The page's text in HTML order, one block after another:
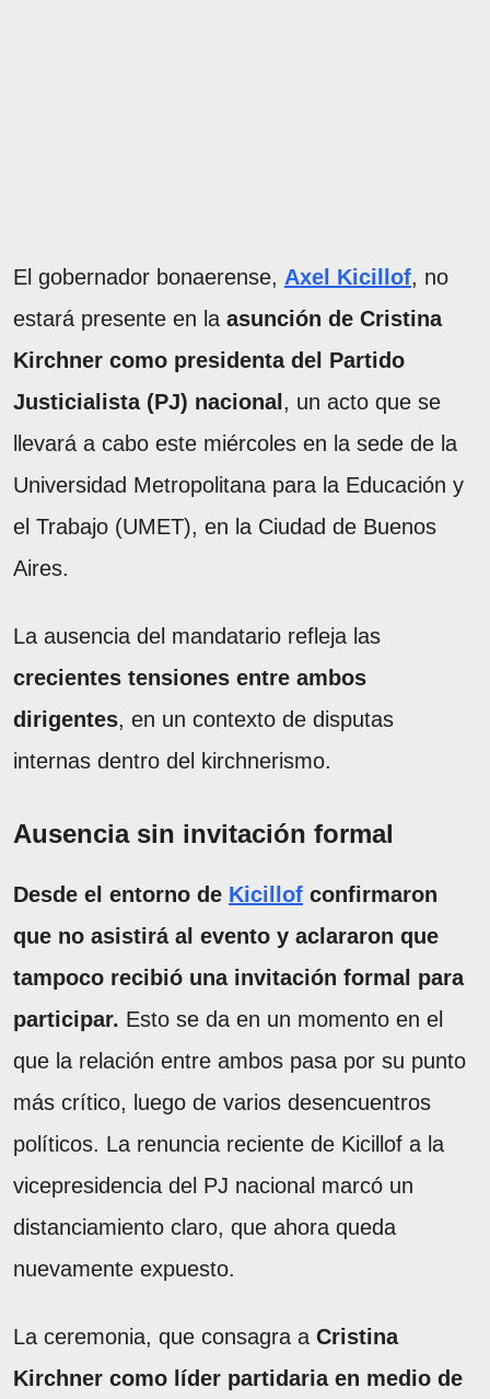
El gobernador bonaerense, Axel Kicillof, no
estará presente en la asunción de Cristina
Kirchner como presidenta del Partido
Justicialista (PJ) nacional , un acto que se
llevará a cabo este miércoles en la sede de la
Universidad Metropolitana para la Educación y
el Trabajo (UMET), en la Ciudad de Buenos
Aires.
La ausencia del mandatario refleja las
crecientes tensiones entre ambos
dirigentes, en un contexto de disputas
internas dentro del kirchnerismo.
Ausencia sin invitación formal
Desde el entorno de Kicillof confirmaron
que no asistirá al evento y aclararon que
tampoco recibió una invitación formal para
participar. Esto se da en un momento en el
que la relación entre ambos pasa por su punto
más crítico, luego de varios desencuentros
políticos. La renuncia reciente de Kicillof a la
vicepresidencia del PJ nacional marcó un
distanciamiento claro, que ahora queda
nuevamente expuesto.
La ceremonia, que consagra a Cristina
Kirchner como líder partidaria en medio de